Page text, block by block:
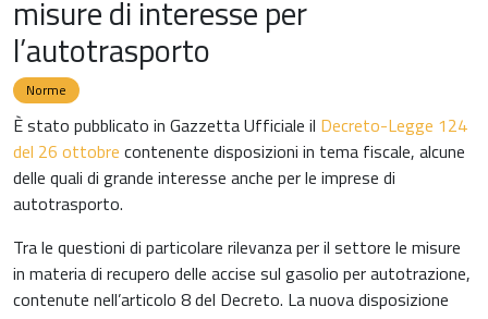
misure di interesse per
l’autotrasporto
Norme
È stato pubblicato in Gazzetta Ufficiale il Decreto-Legge 124
del 26 ottobre contenente disposizioni in tema fiscale, alcune
delle quali di grande interesse anche per le imprese di
autotrasporto.
Tra le questioni di particolare rilevanza per il settore le misure
in materia di recupero delle accise sul gasolio per autotrazione,
contenute nell’articolo 8 del Decreto. La nuova disposizione